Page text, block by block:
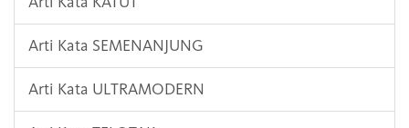
Arti Kata SEMENANJUNG
Arti Kata ULTRAMODERN